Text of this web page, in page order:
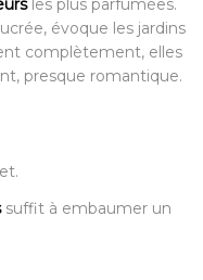
les plus parfumées.
évoque les jardins
complètement, elles
presque romantique.
suffit à embaumer un